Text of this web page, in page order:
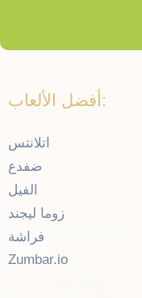
أفضل الألعاب:
اتلانتس
ضفدع
الفيل
زوما ليجند
فراشة
Zumbar.io